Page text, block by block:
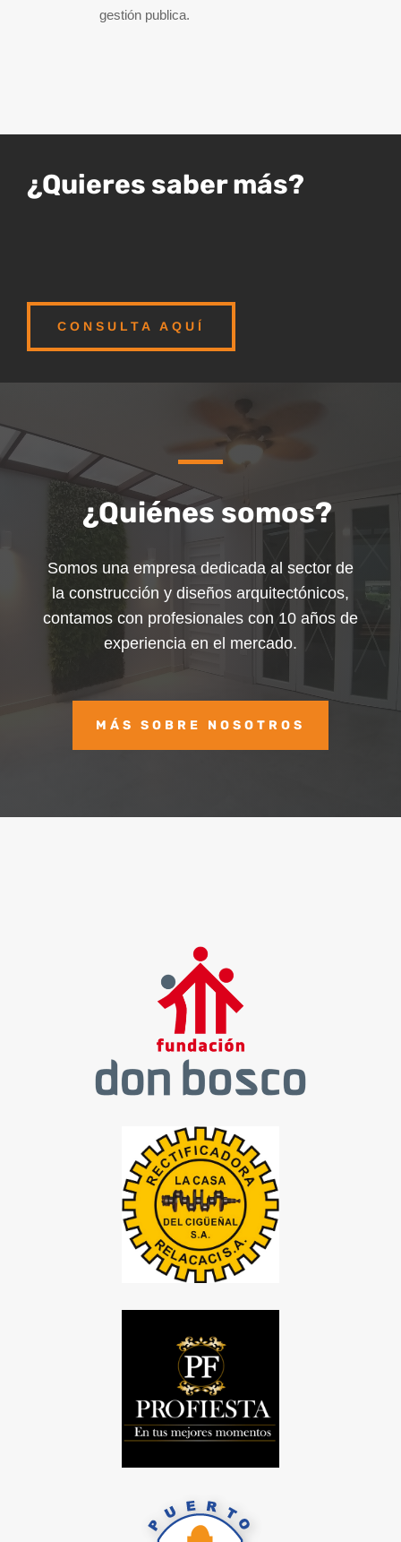
gestión publica.
¿Quieres saber más?
CONSULTA AQUÍ
¿Quiénes somos?
Somos una empresa dedicada al sector de
la construcción y diseños arquitectónicos,
contamos con profesionales con 10 años de
experiencia en el mercado.
MÁS SOBRE NOSOTROS